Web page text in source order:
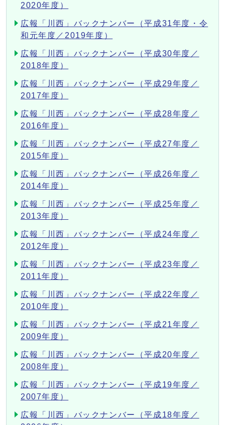
2020年度）
広報「川西」バックナンバー（平成31年度・令
和元年度／2019年度）
広報「川西」バックナンバー（平成30年度／
2018年度）
広報「川西」バックナンバー（平成29年度／
2017年度）
広報「川西」バックナンバー（平成28年度／
2016年度）
広報「川西」バックナンバー（平成27年度／
2015年度）
広報「川西」バックナンバー（平成26年度／
2014年度）
広報「川西」バックナンバー（平成25年度／
2013年度）
広報「川西」バックナンバー（平成24年度／
2012年度）
広報「川西」バックナンバー（平成23年度／
2011年度）
広報「川西」バックナンバー（平成22年度／
2010年度）
広報「川西」バックナンバー（平成21年度／
2009年度）
広報「川西」バックナンバー（平成20年度／
2008年度）
広報「川西」バックナンバー（平成19年度／
2007年度）
広報「川西」バックナンバー（平成18年度／